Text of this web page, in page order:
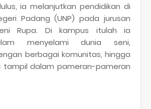
ia melanjutkan pendidikan di
Padang (UNP) pada jurusan
Rupa. Di kampus itulah ia
menyelami dunia seni,
berbagai komunitas, hingga
tampil dalam pameran-pameran